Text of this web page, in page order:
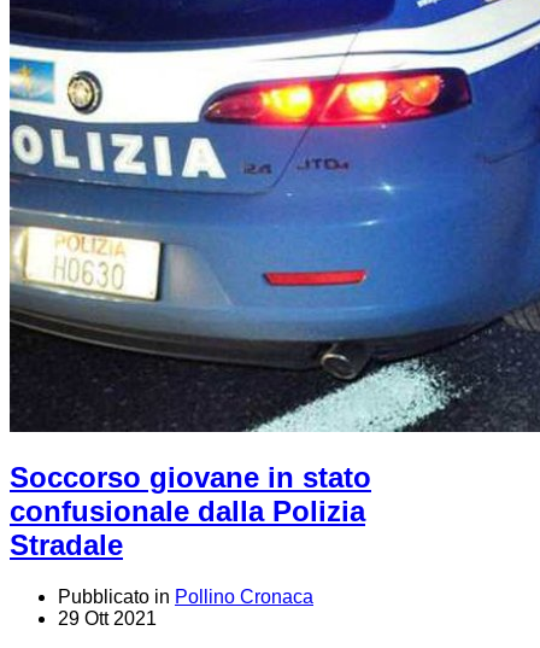
Soccorso giovane in stato
confusionale dalla Polizia
Stradale
Pubblicato in Pollino Cronaca
29 Ott 2021